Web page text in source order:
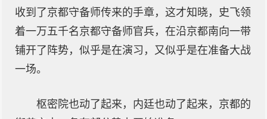
收到了京都守备师传来的手章，这才知晓，史飞领
着一万五千名京都守备师官兵，在沿京都南向一带
铺开了阵势，似乎是在演习，又似乎是在准备大战
一场。
枢密院也动了起来，内廷也动了起来，京都的